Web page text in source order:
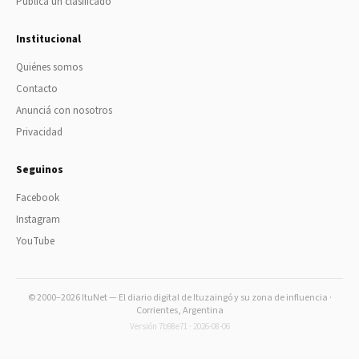
Institucional
Quiénes somos
Contacto
Anunciá con nosotros
Privacidad
Seguinos
Facebook
Instagram
YouTube
© 2000–2026 ItuNet — El diario digital de Ituzaingó y su zona de influencia ·
Corrientes, Argentina
Versión 7b98e71 · 2026-08-06